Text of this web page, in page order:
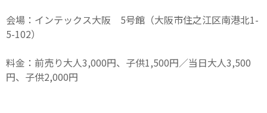
会場：インテックス大阪 5号館（大阪市住之江区南港北1-
5-102）
料金：前売り大人3,000円、子供1,500円／当日大人3,500
円、子供2,000円